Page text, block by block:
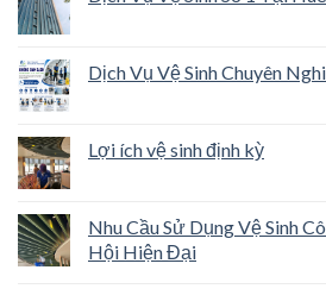
Dịch Vụ Vệ Sinh Chuyên
Lợi ích vệ sinh định kỳ
Nhu Cầu Sử Dụng Vệ Sinh
Hội Hiện Đại